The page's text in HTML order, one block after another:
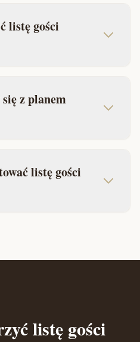
listę gości
z planem
listę gości
listę gości